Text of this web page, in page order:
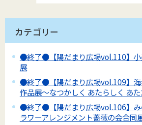
カテゴリー
●終了●【陽だまり広場vol.110】小
展
●終了●【陽だまり広場vol.109】海
作品展～なつかしく あたらしく あ
●終了●【陽だまり広場vol.106】み
ラワーアレンジメント薔薇の会合同